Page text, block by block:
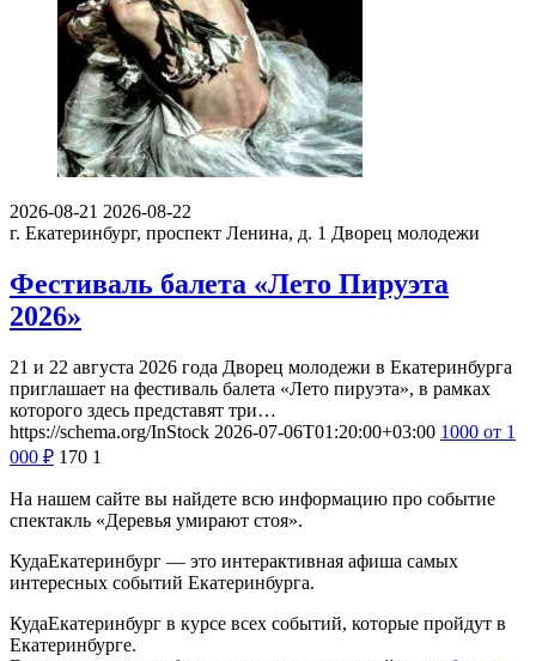
2026-08-21 2026-08-22
г. Екатеринбург, проспект Ленина, д. 1 Дворец молодежи
Фестиваль балета «Лето Пируэта
2026»
21 и 22 августа 2026 года Дворец молодежи в Екатеринбурга
приглашает на фестиваль балета «Лето пируэта», в рамках
которого здесь представят три…
https://schema.org/InStock 2026-07-06T01:20:00+03:00 1000 от 1
000 ₽ 170 1
На нашем сайте вы найдете всю информацию про событие
спектакль «Деревья умирают стоя».
КудаЕкатеринбург — это интерактивная афиша самых
интересных событий Екатеринбурга.
КудаЕкатеринбург в курсе всех событий, которые пройдут в
Екатеринбурге.